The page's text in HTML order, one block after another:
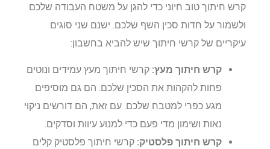
קרש חיתוך טוב חיוני כדי להגן על משטח העבודה שלכם
ולשמור על חדות סכין השף שלכם. ישנם שני סוגים
עיקריים של קרשי חיתוך שיש להביא בחשבון:
קרש חיתוך מעץ:קרשי חיתוך מעץ עמידים ונוטים
פחות להקהות את הסכין שלכם. הם גם מוסיפים
מגע כפרי למטבח שלכם. עם זאת, הם דורשים ניקוי
נאות ושימון מדי פעם כדי למנוע עיוות וסדקים.
קרש חיתוך פלסטיק:קרשי חיתוך פלסטיק קלים